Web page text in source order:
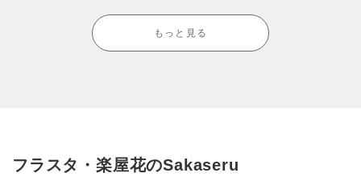
もっと見る
フラスタ・楽屋花のSakaseru